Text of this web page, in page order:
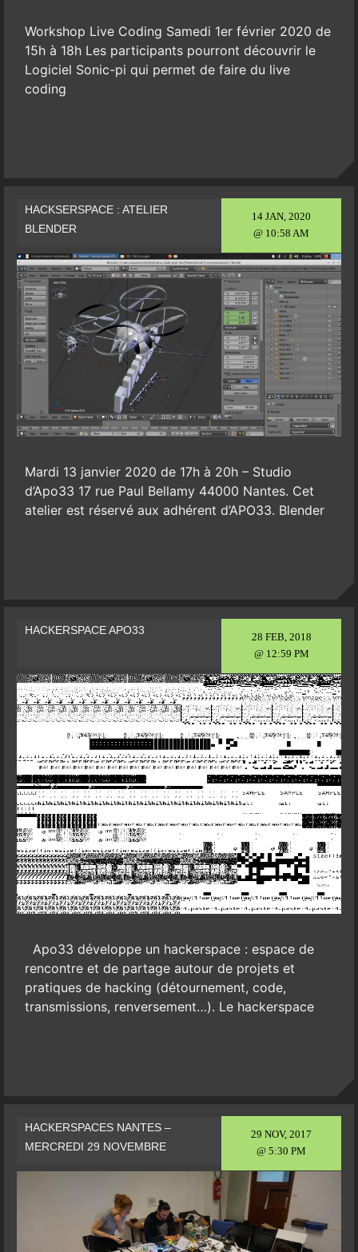
Workshop Live Coding Samedi 1er février 2020 de
15h à 18h Les participants pourront découvrir le
Logiciel Sonic-pi qui permet de faire du live
coding
14 JAN, 2020
@ 10:58 AM
HACKSERSPACE : ATELIER
BLENDER
Mardi 13 janvier 2020 de 17h à 20h – Studio
d’Apo33 17 rue Paul Bellamy 44000 Nantes. Cet
atelier est réservé aux adhérent d’APO33. Blender
28 FEB, 2018
@ 12:59 PM
HACKERSPACE APO33
Apo33 développe un hackerspace : espace de
rencontre et de partage autour de projets et
pratiques de hacking (détournement, code,
transmissions, renversement…). Le hackerspace
29 NOV, 2017
@ 5:30 PM
HACKERSPACES NANTES –
MERCREDI 29 NOVEMBRE